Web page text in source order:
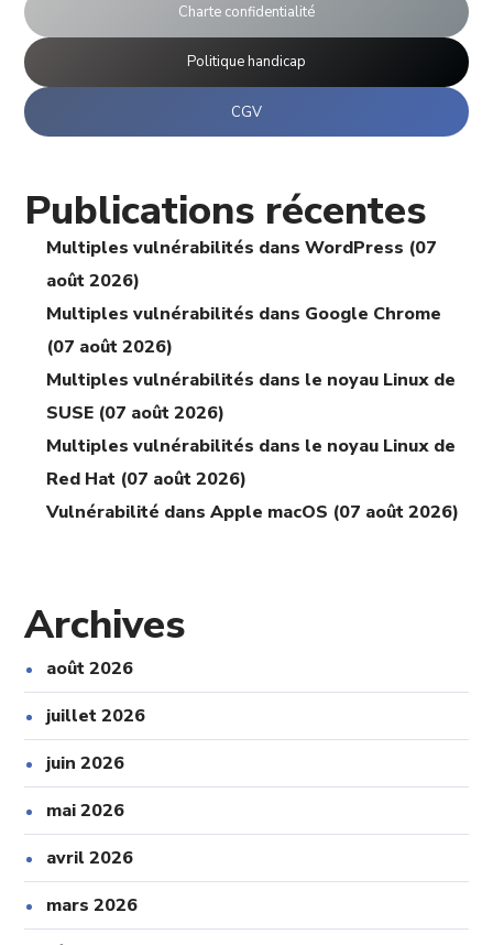
Charte confidentialité
Politique handicap
CGV
Publications récentes
Multiples vulnérabilités dans WordPress (07
août 2026)
Multiples vulnérabilités dans Google Chrome
(07 août 2026)
Multiples vulnérabilités dans le noyau Linux de
SUSE (07 août 2026)
Multiples vulnérabilités dans le noyau Linux de
Red Hat (07 août 2026)
Vulnérabilité dans Apple macOS (07 août 2026)
Archives
août 2026
juillet 2026
juin 2026
mai 2026
avril 2026
mars 2026